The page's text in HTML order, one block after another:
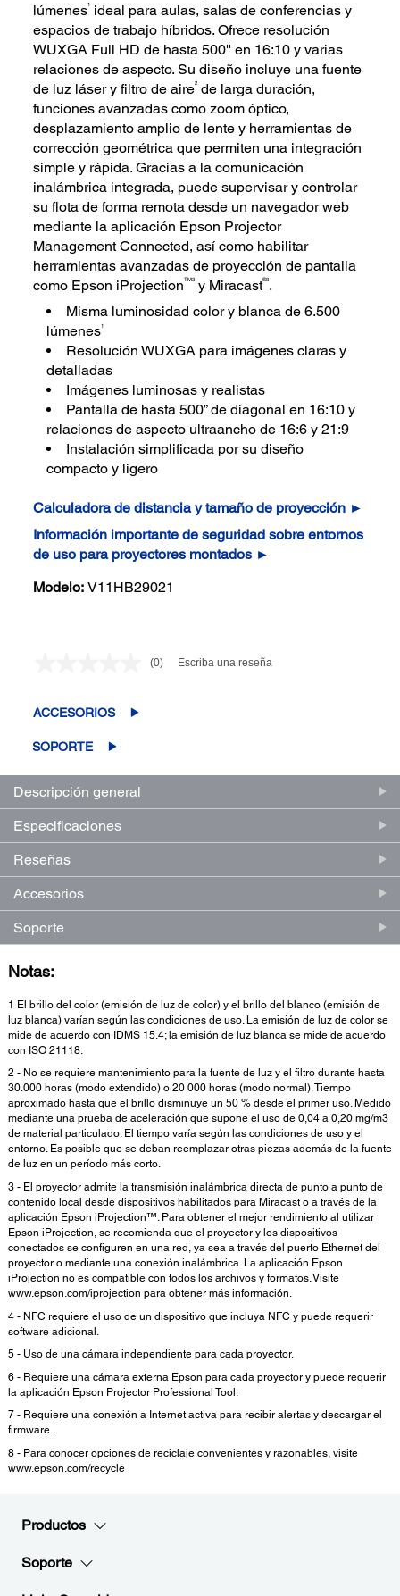
lúmenes1
ideal para aulas, salas de conferencias y
espacios de trabajo híbridos. Ofrece resolución
WUXGA Full HD de hasta 500'' en 16:10 y varias
relaciones de aspecto. Su diseño incluye una fuente
de luz láser y filtro de aire2 de larga duración,
funciones avanzadas como zoom óptico,
desplazamiento amplio de lente y herramientas de
corrección geométrica que permiten una integración
simple y rápida. Gracias a la comunicación
inalámbrica integrada, puede supervisar y controlar
su flota de forma remota desde un navegador web
mediante la aplicación Epson Projector
Management Connected, así como habilitar
herramientas avanzadas de proyección de pantalla
como Epson iProjectionTM3 y Miracast®3.
Misma luminosidad color y blanca de 6.500
lúmenes1
Resolución WUXGA para imágenes claras y
detalladas
Imágenes luminosas y realistas
Pantalla de hasta 500” de diagonal en 16:10 y
relaciones de aspecto ultraancho de 16:6 y 21:9
Instalación simplificada por su diseño
compacto y ligero
Calculadora de distancia y tamaño de proyección ►
Información importante de seguridad sobre entornos
de uso para proyectores montados ►
Modelo: V11HB29021
Sin
(0) Escriba una reseña
ACCESORIOS
SOPORTE
Descripción general
Especificaciones
Reseñas
Accesorios
Soporte
Notas:
1 El brillo del color (emisión de luz de color) y el brillo del blanco (emisión de
luz blanca) varían según las condiciones de uso. La emisión de luz de color se
mide de acuerdo con IDMS 15.4; la emisión de luz blanca se mide de acuerdo
con ISO 21118.
2 - No se requiere mantenimiento para la fuente de luz y el filtro durante hasta
30.000 horas (modo extendido) o 20 000 horas (modo normal). Tiempo
aproximado hasta que el brillo disminuye un 50 % desde el primer uso. Medido
mediante una prueba de aceleración que supone el uso de 0,04 a 0,20 mg/m3
de material particulado. El tiempo varía según las condiciones de uso y el
entorno. Es posible que se deban reemplazar otras piezas además de la fuente
de luz en un período más corto.
3 - El proyector admite la transmisión inalámbrica directa de punto a punto de
contenido local desde dispositivos habilitados para Miracast o a través de la
aplicación Epson iProjection™. Para obtener el mejor rendimiento al utilizar
Epson iProjection, se recomienda que el proyector y los dispositivos
conectados se configuren en una red, ya sea a través del puerto Ethernet del
proyector o mediante una conexión inalámbrica. La aplicación Epson
iProjection no es compatible con todos los archivos y formatos. Visite
www.epson.com/iprojection para obtener más información.
4 - NFC requiere el uso de un dispositivo que incluya NFC y puede requerir
software adicional.
5 - Uso de una cámara independiente para cada proyector.
6 - Requiere una cámara externa Epson para cada proyector y puede requerir
la aplicación Epson Projector Professional Tool.
7 - Requiere una conexión a Internet activa para recibir alertas y descargar el
firmware.
8 - Para conocer opciones de reciclaje convenientes y razonables, visite
www.epson.com/recycle
Productos
Soporte